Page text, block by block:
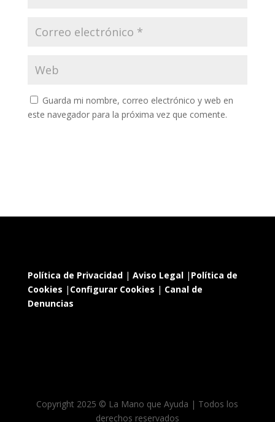
Guarda mi nombre, correo electrónico y web en
este navegador para la próxima vez que comente.
Política de Privacidad| Aviso Legal| Política de
Cookies | Configurar Cookies | Canal de
Denuncias
Copyright 2025 © La Mano que Ayuda | Todos los
derechos reservados